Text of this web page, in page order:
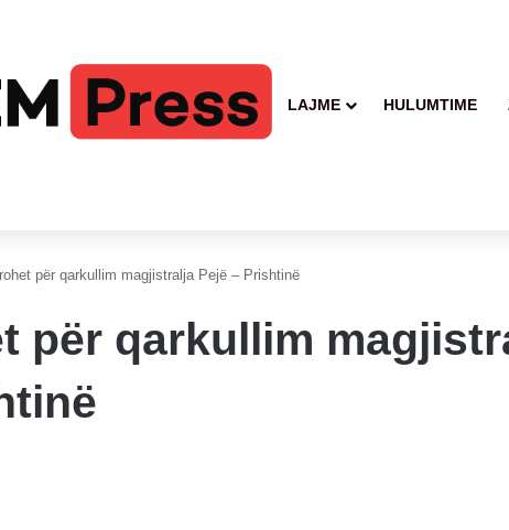
LAJME HULUMTIME
për qarkullim magjistralja Pejë – Prishtinë
për qarkullim